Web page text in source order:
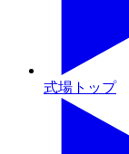
式場トップ